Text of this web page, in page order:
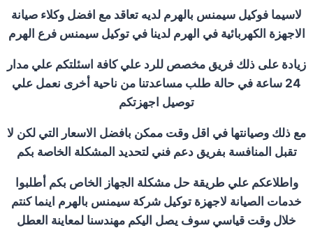
لاسيما فوكيل سيمنس بالهرم لديه تعاقد مع افضل وكلاء صيانة
الاجهزة الكهربائية في الهرم لدينا في توكيل سيمنس فرع الهرم
زيادة على ذلك فريق مخصص للرد علي كافة اسئلتكم علي مدار
24 ساعة في حالة طلب مساعدتنا من ناحية أخرى نعمل علي
توصيل اجهزتكم
مع ذلك وصيانتها في اقل وقت ممكن بافضل الاسعار التي لكن لا
تقبل المنافسة بفريق دعم فني لتحديد المشكلة الخاصة بكم
واطلاعكم علي طريقة حل مشكلة الجهاز الخاص بكم أطلبوا
خدمات الصيانة لاجهزة توكيل شركة سيمنس بالهرم اينما كنتم
خلال وقت قياسي سوف يصل اليكم مهندسنا لمعاينة العطل